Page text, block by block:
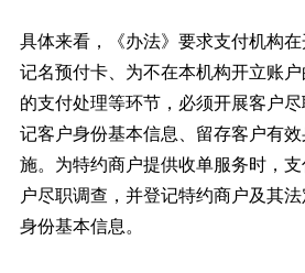
具体来看，《办法》要求支付机构
记名预付卡、为不在本机构开立账
的支付处理等环节，必须开展客户
记客户身份基本信息、留存客户有
施。为特约商户提供收单服务时，
户尽职调查，并登记特约商户及其
身份基本信息。